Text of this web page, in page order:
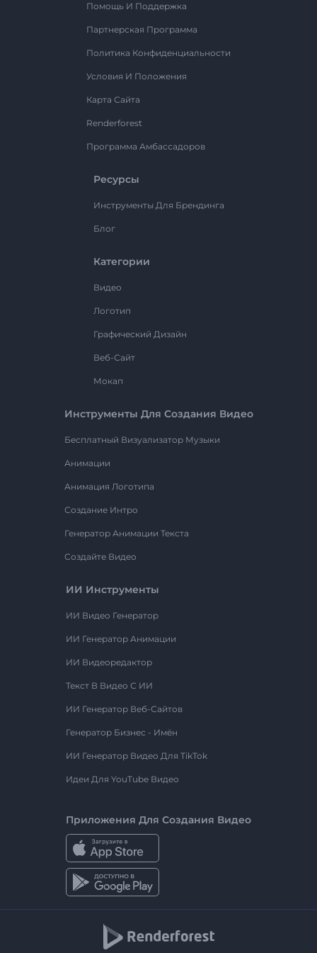
Помощь И Поддержка
Партнерская Программа
Политика Конфиденциальности
Условия И Положения
Карта Сайта
Renderforest
Программа Амбассадоров
Ресурсы
Инструменты Для Брендинга
Блог
Категории
Видео
Логотип
Графический Дизайн
Веб-Сайт
Мокап
Инструменты Для Создания Видео
Бесплатный Визуализатор Музыки
Анимации
Анимация Логотипа
Создание Интро
Генератор Анимации Текста
Создайте Видео
ИИ Инструменты
ИИ Видео Генератор
ИИ Генератор Анимации
ИИ Видеоредактор
Текст В Видео С ИИ
ИИ Генератор Веб-Сайтов
Генератор Бизнес - Имён
ИИ Генератор Видео Для TikTok
Идеи Для YouTube Видео
Приложения Для Создания Видео